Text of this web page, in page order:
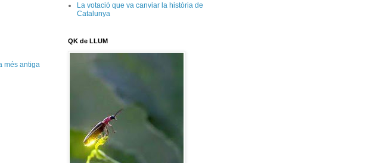
més antiga
La votació que va canviar la història de
Catalunya
QK de LLUM